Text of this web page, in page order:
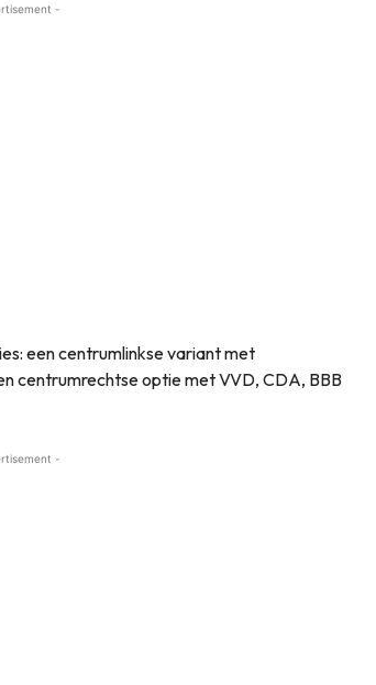
-
een centrumlinkse variant met
centrumrechtse optie met VVD, CDA, BBB
-